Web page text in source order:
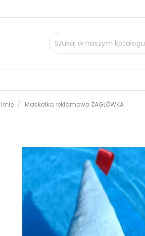
imię Maskotka reklamowa ŻAGLÓWKA